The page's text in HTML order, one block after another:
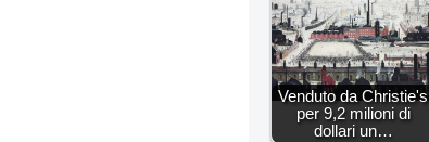
Venduto da Christie's
per 9,2 milioni di
dollari un…